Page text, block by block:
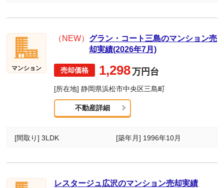
マンション
（NEW） グラン・コート三島のマンション売
却実績(2026年7月)
1,298万円台
[所在地] 静岡県浜松市中央区三島町
不動産詳細
[間取り] 3LDK [築年月] 1996年10月
レスタージュ広沢のマンション売却実績